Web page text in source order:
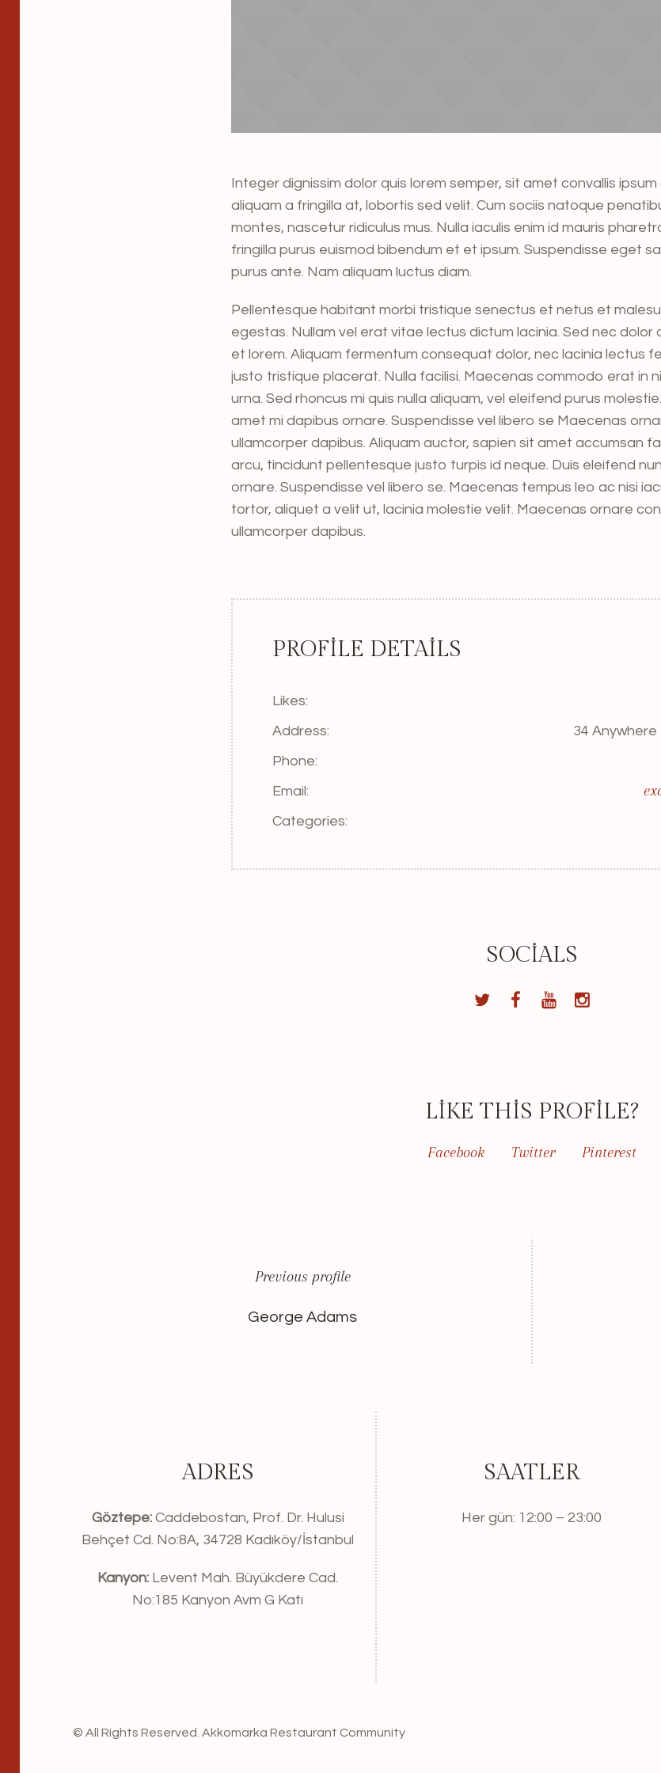
Integer dignissim dolor quis lorem semper, sit amet convallis
aliquam a fringilla at, lobortis sed velit. Cum sociis natoque
montes, nascetur ridiculus mus. Nulla iaculis enim id mauris
fringilla purus euismod bibendum et et ipsum. Suspendisse eget
purus ante. Nam aliquam luctus diam.
Pellentesque habitant morbi tristique senectus et netus et
egestas. Nullam vel erat vitae lectus dictum lacinia. Sed nec dolor
et lorem. Aliquam fermentum consequat dolor, nec lacinia lectus
justo tristique placerat. Nulla facilisi. Maecenas commodo erat in
urna. Sed rhoncus mi quis nulla aliquam, vel eleifend purus
amet mi dapibus ornare. Suspendisse vel libero se Maecenas
ullamcorper dapibus. Aliquam auctor, sapien sit amet accumsan
arcu, tincidunt pellentesque justo turpis id neque. Duis eleifend
ornare. Suspendisse vel libero se. Maecenas tempus leo ac nisi
tortor, aliquet a velit ut, lacinia molestie velit. Maecenas ornare
ullamcorper dapibus.
PROFILE DETAILS
Likes:
Address:
34
Phone:
Email:
Categories:
SOCIALS
LIKE THIS PROFILE?
Facebook Twitter Pinterest
Previous profile
George Adams
ADRES
Göztepe:Caddebostan, Prof. Dr. Hulusi
Behçet Cd. No:8A, 34728 Kadıköy/İstanbul
Kanyon: Levent Mah. Büyükdere Cad.
No:185 Kanyon Avm G Katı
SAATLER
Her gün: 12:00 – 23:00
© All Rights Reserved. Akkomarka Restaurant Community